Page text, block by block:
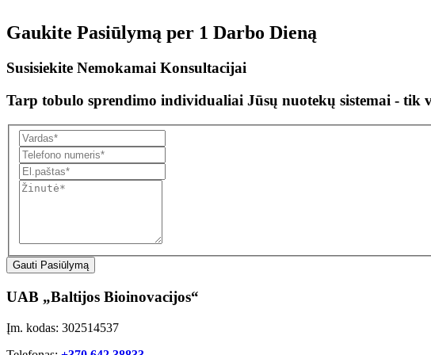
Gaukite Pasiūlymą per 1 Darbo Dieną
Susisiekite Nemokamai Konsultacijai
Tarp tobulo sprendimo individualiai Jūsų nuotekų sistemai - tik
Gauti Pasiūlymą
UAB „Baltijos Bioinovacijos“
Įm. kodas: 302514537